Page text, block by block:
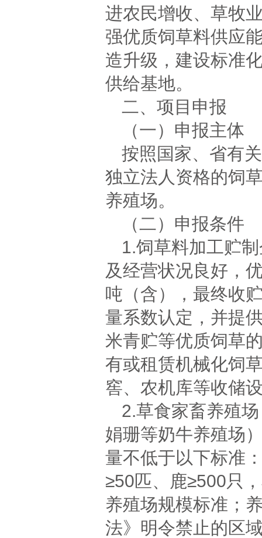
进农民增收、草牧
强优质饲草料供应
造升级，建设标准
供给基地。
二、项目申报
（一）申报主体
按照国家、省有
独立法人资格的饲
养殖场。
（二）申报条件
1.饲草料加工贮
及经营状况良好，
吨（含），最终收
量系数认定，并提
米青贮等优质饲草
有或租赁机械化饲
窖、农机库等收储
2.草食家畜养殖
娟珊等奶牛养殖场
量不低于以下标准
≥50匹、鹿≥500只
养殖场规模标准；
法》明令禁止的区